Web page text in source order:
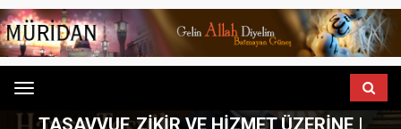
Menu
TASAVVUF, ZIKIR VE HIZMET ÜZERINE |